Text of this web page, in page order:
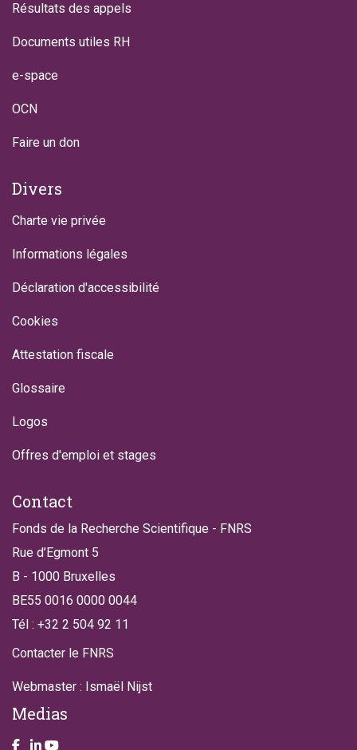
Résultats des appels
Documents utiles RH
e-space
OCN
Faire un don
Divers
Charte vie privée
Informations légales
Déclaration d'accessibilité
Cookies
Attestation fiscale
Glossaire
Logos
Offres d'emploi et stages
Contact
Fonds de la Recherche Scientifique - FNRS
Rue d’Egmont 5
B - 1000 Bruxelles
BE55 0016 0000 0044
Tél : +32 2 504 92 11
Contacter le FNRS
Webmaster : Ismaël Nijst
Medias
Take a look on our facebook page
Take a look on our LinkendIn page